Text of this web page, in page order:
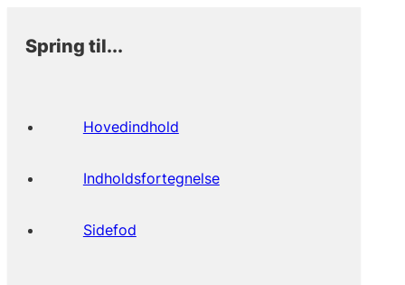
Spring til...
Hovedindhold
Indholdsfortegnelse
Sidefod